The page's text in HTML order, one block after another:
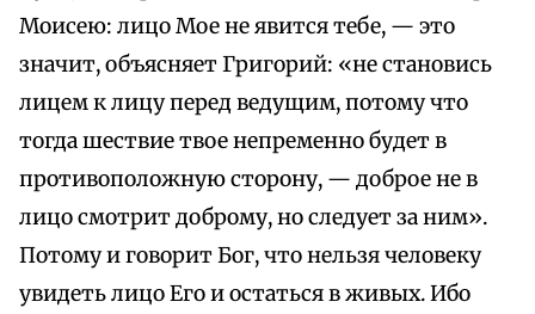
Моисею: лицо Мое не явится тебе, — это
значит, объясняет Григорий: «не становись
лицем к лицу перед ведущим, потому что
тогда шествие твое непременно будет в
противоположную сторону, — доброе не в
лицо смотрит доброму, но следует за ним».
Потому и говорит Бог, что нельзя человеку
увидеть лицо Его и остаться в живых. Ибо